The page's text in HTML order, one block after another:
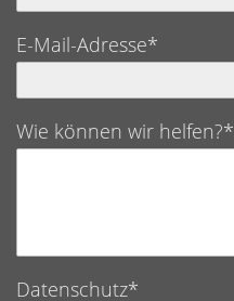
E-Mail-Adresse*
Wie können wir helfen?*
Datenschutz*